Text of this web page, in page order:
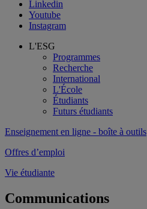
Linkedin
Youtube
Instagram
L'ESG
Programmes
Recherche
International
L'École
Étudiants
Futurs étudiants
Enseignement en ligne - boîte à outils
Offres d’emploi
Vie étudiante
Communications